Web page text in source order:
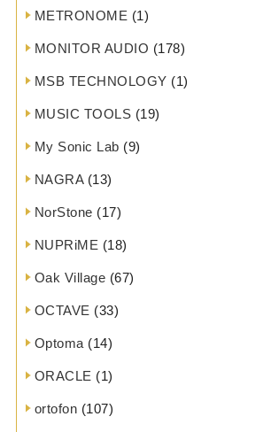
METRONOME (1)
MONITOR AUDIO (178)
MSB TECHNOLOGY (1)
MUSIC TOOLS (19)
My Sonic Lab (9)
NAGRA(13)
NorStone (17)
NUPRiME (18)
Oak Village (67)
OCTAVE (33)
Optoma (14)
ORACLE (1)
ortofon (107)